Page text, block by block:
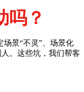
吗？
场景“不灵”、场景化
。这些坑，我们帮客